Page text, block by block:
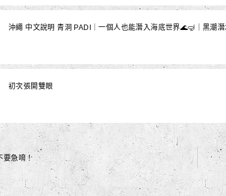
沖繩 中文說明 青洞 PADI｜一個人也能潛入海底世界🌊🤿｜黑潮潛
初次張開雙眼
急唷！